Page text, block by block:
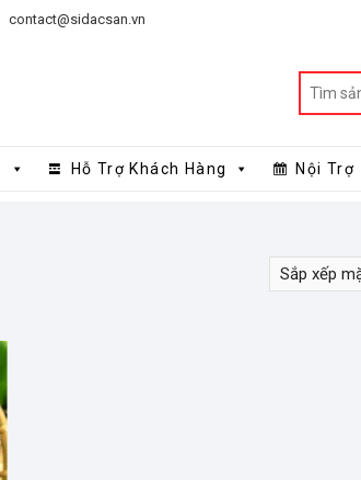
contact@sidacsan.vn
Hỗ Trợ Khách Hàng Nội Trợ